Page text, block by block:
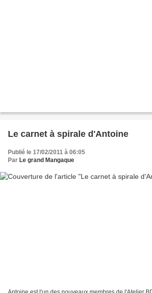
Le carnet à spirale d'Antoine
Publié le 17/02/2011 à 06:05
Par Le grand Mangaque